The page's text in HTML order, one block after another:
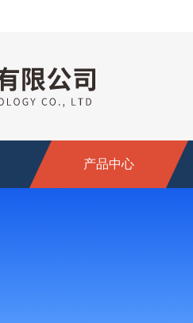
产品中心